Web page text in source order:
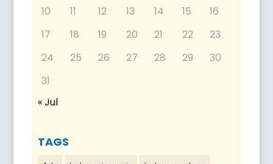
10
11 12 13 14 15
16
17
18 19 20 21 22
23
24
25 26 27 28 29
30
31
« Jul
TAGS